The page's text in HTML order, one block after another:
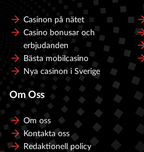
Casinon på nätet
Casino bonusar och
erbjudanden
Bästa mobilcasino
Nya casinon i Sverige
Om Oss
Om oss
Kontakta oss
Redaktionell policy